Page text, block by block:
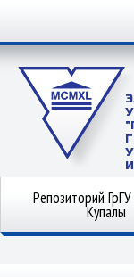
Репозиторий
Купалы